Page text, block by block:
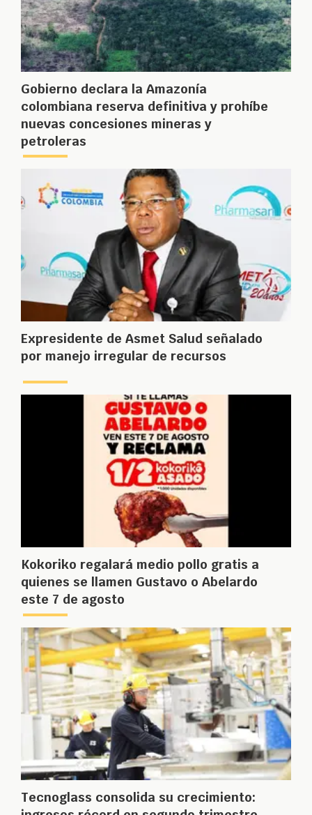
Gobierno declara la Amazonía
colombiana reserva definitiva y prohíbe
nuevas concesiones mineras y
petroleras
Expresidente de Asmet Salud señalado
por manejo irregular de recursos
Kokoriko regalará medio pollo gratis a
quienes se llamen Gustavo o Abelardo
este 7 de agosto
Tecnoglass consolida su crecimiento: